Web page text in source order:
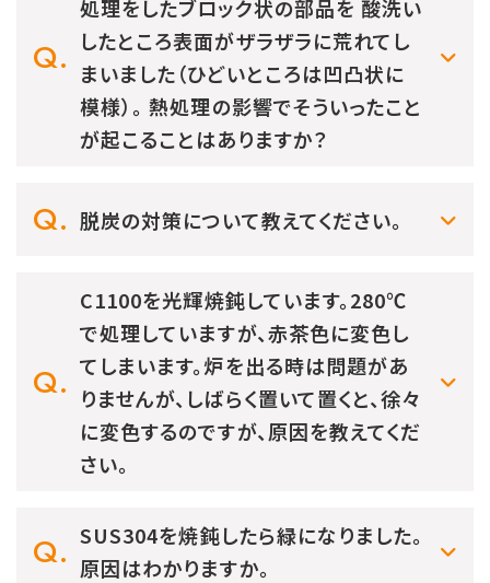
処理をしたブロック状の部品を 酸洗い
したところ表面がザラザラに荒れてし
まいました（ひどいところは凹凸状に
模様）。 熱処理の影響でそういったこと
が起こることはありますか？
脱炭の対策について教えてください。
C1100を光輝焼鈍しています。280℃
で処理していますが、赤茶色に変色し
てしまいます。炉を出る時は問題があ
りませんが、しばらく置いて置くと、徐々
に変色するのですが、原因を教えてくだ
さい。
SUS304を焼鈍したら緑になりました。
原因はわかりますか。